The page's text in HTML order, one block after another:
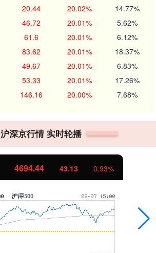
20.44 20.02% 14.77%
46.72 20.01% 5.62%
61.6 20.01% 6.12%
83.62 20.01% 18.37%
49.67 20.01% 6.83%
53.33 20.01% 17.26%
146.16 20.00% 7.68%
沪深京行情 实时轮播
4694.44 43.13 0.93%